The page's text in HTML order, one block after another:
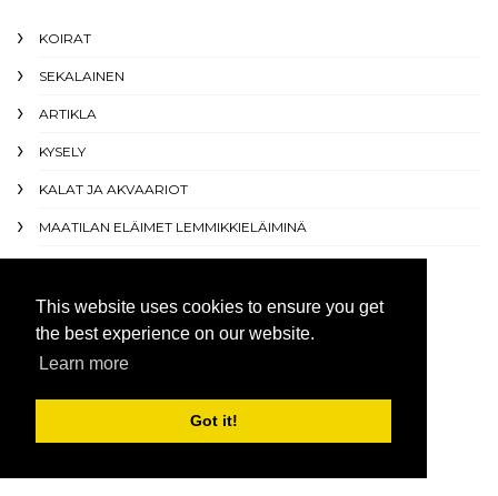
This website uses cookies to ensure you get
the best experience on our website.
Learn more
Got it!
KOIRAT
SEKALAINEN
ARTIKLA
KYSELY
KALAT JA AKVAARIOT
MAATILAN ELÄIMET LEMMIKKIELÄIMINÄ
$config[ads_kvadrat] not found
MIELENKIINTOISIA
ARTIKKELEITA